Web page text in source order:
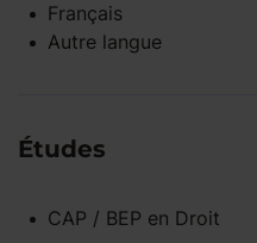
Français
Autre langue
Études
CAP / BEP en Droit